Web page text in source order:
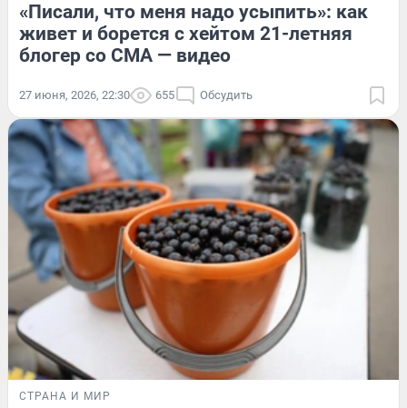
«Писали, что меня надо усыпить»: как
живет и борется с хейтом 21-летняя
блогер со СМА — видео
27 июня, 2026, 22:30 655 Обсудить
СТРАНА И МИР